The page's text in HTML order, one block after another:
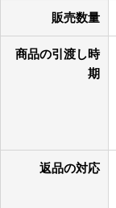
販売数量
商品の引渡し時
期
返品の対応